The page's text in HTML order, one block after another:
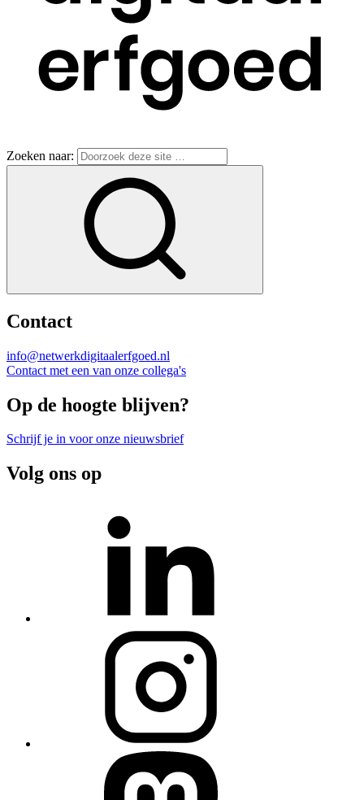
Zoeken naar:
Contact
info@netwerkdigitaalerfgoed.nl
Contact met een van onze collega's
Op de hoogte blijven?
Schrijf je in voor onze nieuwsbrief
Volg ons op